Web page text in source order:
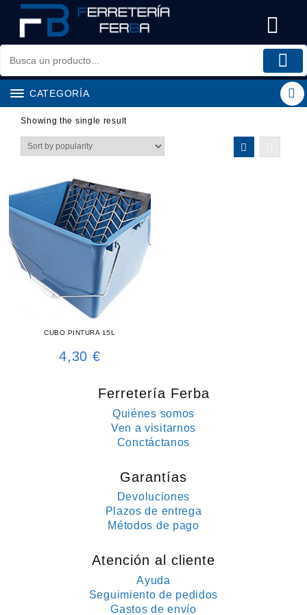
Saltar
contenido
CATEGORÍA
Showing the single result
CUBO PINTURA 15L
4,30 €
Ferretería Ferba
Quiénes somos
Ven a visitarnos
Conctáctanos
Garantías
Devoluciones
Plazos de entrega
Métodos de pago
Atención al cliente
Ayuda
Seguimiento de pedidos
Gastos de envío